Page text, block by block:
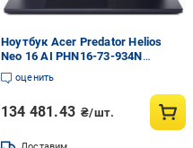
Ноутбук Acer Predator Helios
Neo 16 AI PHN16-73-934N
(NH.U0UAA.003)
оценить
134 481.43 ₴/шт.